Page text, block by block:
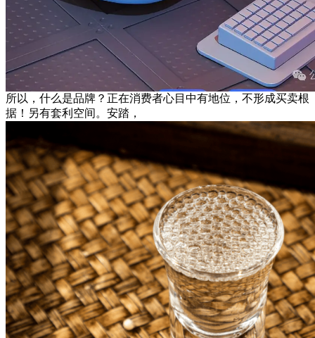
所以，什么是品牌？正在消费者心目中有地位，不形成买卖根
据！另有套利空间。安踏，